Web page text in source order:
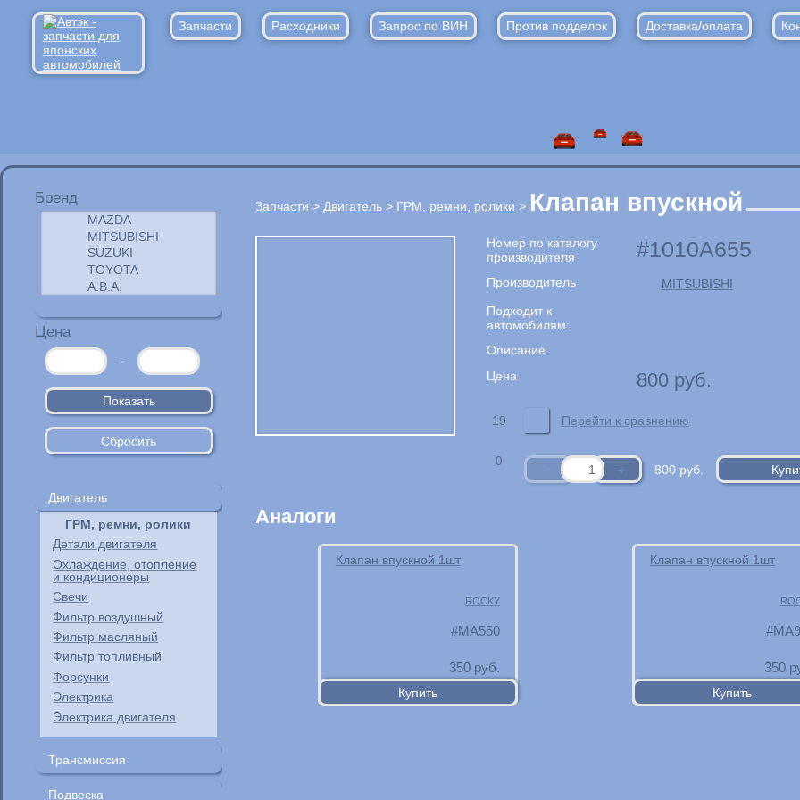
Запчасти Расходники Запрос по ВИН Против подделок Доставка/оплата
Бренд
Цена
-
Двигатель
ГРМ, ремни, ролики
Детали двигателя
Охлаждение, отопление
и кондиционеры
Свечи
Фильтр воздушный
Фильтр масляный
Фильтр топливный
Форсунки
Электрика
Электрика двигателя
Трансмиссия
Крестовины
Подвеска
Запчасти > Двигатель> ГРМ, ремни, ролики > Клапан впускной
Номер по каталогу
производителя
1010A655
Производитель
MITSUBISHI
Подходит к
автомобилям:
Описание
Цена
800руб.
19 Перейти к сравнению
0
800 руб.
Аналоги
Клапан впускной 1шт
ROCKY
MA550
350руб.
Клапан впускной 1шт
350